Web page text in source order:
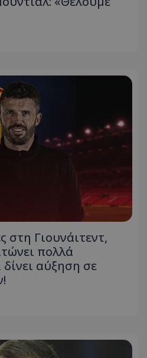
στη Γιουνάιτεντ,
πολλά
αύξηση σε